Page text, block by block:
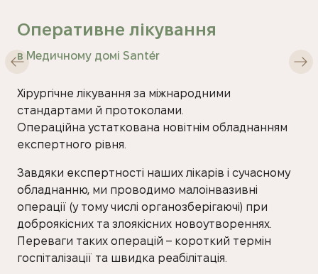
Оперативне лікування
в Медичному домі Santér
Хірургічне лікування за міжнародними
стандартами й протоколами.
Операційна устаткована новітнім обладнанням
експертного рівня.
Завдяки експертності наших лікарів і сучасному
обладнанню, ми проводимо малоінвазивні
операції (у тому числі органозберігаючі) при
доброякісних та злоякісних новоутвореннях.
Переваги таких операцій – короткий термін
госпіталізації та швидка реабілітація.